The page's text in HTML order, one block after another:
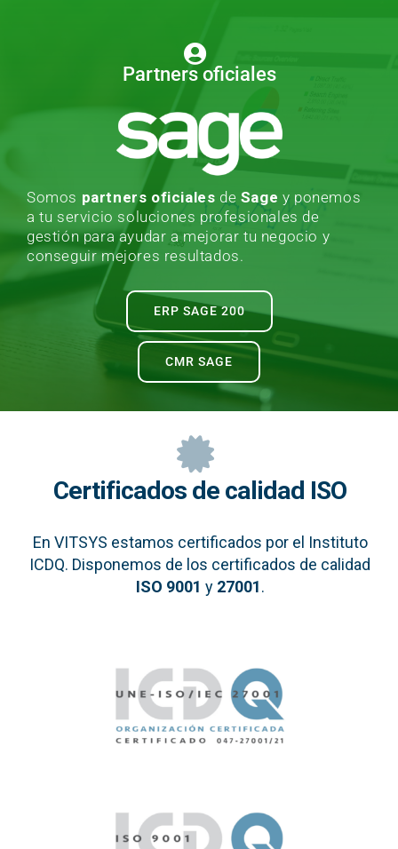
Partners oficiales
Somos partners oficiales de Sage y ponemos
a tu servicio soluciones profesionales de
gestión para ayudar a mejorar tu negocio y
conseguir mejores resultados.
ERP SAGE 200
CMR SAGE
Certificados de calidad ISO
En VITSYS estamos certificados por el Instituto
ICDQ. Disponemos de los certificados de calidad
ISO 9001 y 27001.